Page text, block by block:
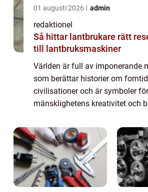
01 augusti 2026 admin
redaktionel
Så hittar lantbrukare rätt
till lantbruksmaskiner
Världen är full av imponerande
som berättar historier om
civilisationer och är symboler för
mänsklighetens kreativitet och
och har blivit v&...